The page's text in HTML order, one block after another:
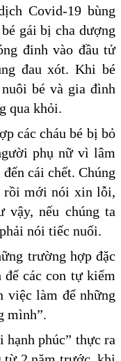
Covid-19 bùng
gái bị cha dượng
đinh vào đầu tử
đau xót. Khi bé
bé và gia đình
qua khỏi.
các cháu bé bị bỏ
phụ nữ vì lâm
cái chết. Chúng
rồi mới nói xin lỗi,
nếu chúng ta
nói tiếc nuối.
trường hợp đặc
các con tự kiếm
việc làm để những
mình”.
phúc” thực ra